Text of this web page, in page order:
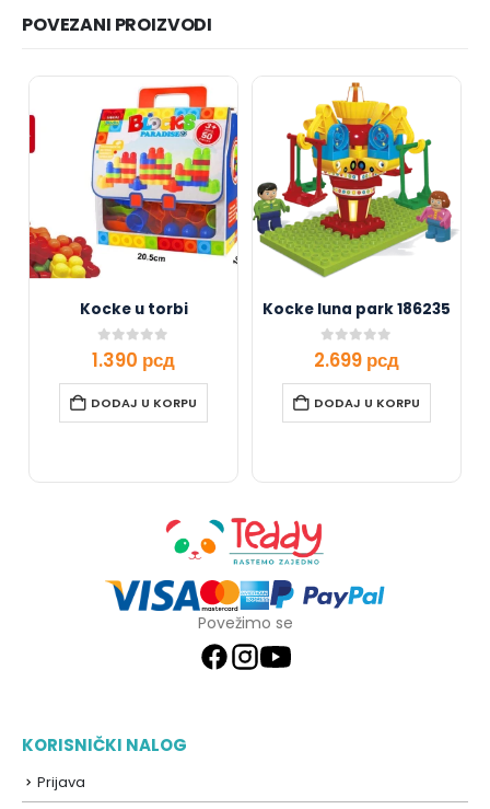
POVEZANI PROIZVODI
Kocke u torbi
0out of 5
1.390 рсд
DODAJ U KORPU
Kocke luna park 186235
0 out of 5
2.699 рсд
DODAJ U KORPU
Povežimo se
KORISNIČKI NALOG
Prijava